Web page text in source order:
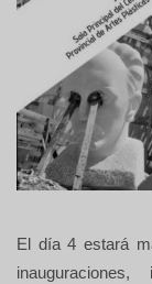
El día 4 estará